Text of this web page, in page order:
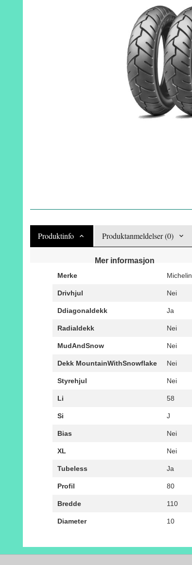
Produktinfo Produktanmeldelser (0)
Mer informasjon
Merke Michelin
Drivhjul Nei
Ddiagonaldekk Ja
Radialdekk Nei
MudAndSnow Nei
Dekk MountainWithSnowflake Nei
Styrehjul Nei
Li 58
Si J
Bias Nei
XL Nei
Tubeless Ja
Profil 80
Bredde 110
Diameter 10